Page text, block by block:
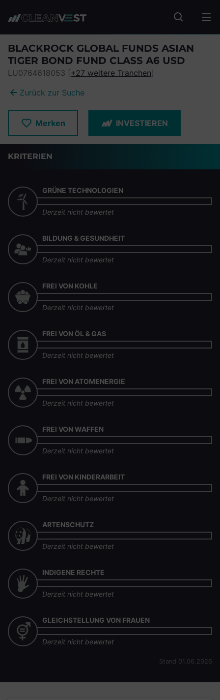
Fonds
BLACKROCK GLOBAL FUNDS ASIAN
TIGER BOND FUND CLASS A6 USD
LU0764618053 [+27 weitere Tranchen]
Zurück zur Suche
Merken INVESTIEREN
KRITERIEN
GRÜNE TECHNOLOGIEN
Derzeit nicht bewertet
BILDUNG & GESUNDHEIT
Derzeit nicht bewertet
FREI VON KOHLE
Derzeit nicht bewertet
FREI VON ÖL & GAS
Derzeit nicht bewertet
FREI VON ATOMENERGIE
Derzeit nicht bewertet
FREI VON WAFFEN
Derzeit nicht bewertet
FREI VON KINDERARBEIT
Derzeit nicht bewertet
ARTENSCHUTZ
Derzeit nicht bewertet
INDIGENE RECHTE
Derzeit nicht bewertet
GLEICHSTELLUNG VON FRAUEN
Derzeit nicht bewertet
Stand 01.06.2026